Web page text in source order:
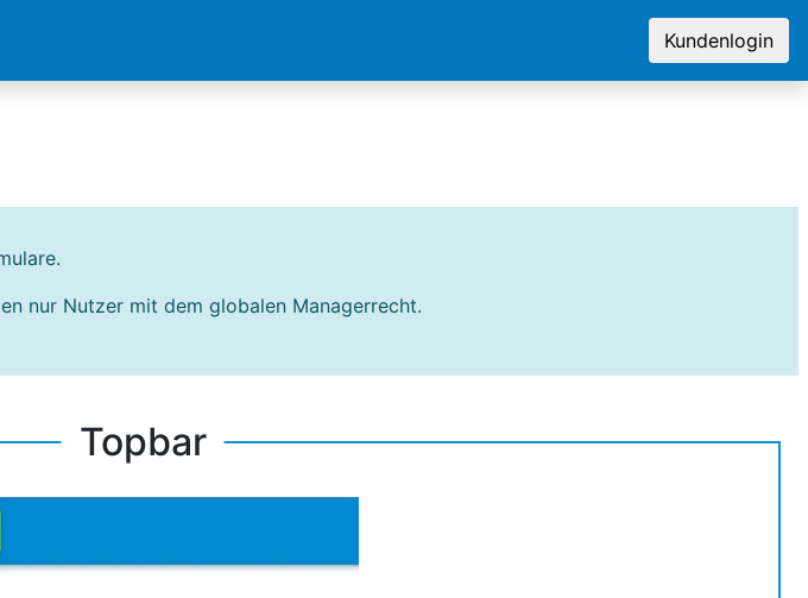
Kundenlogin
nur Nutzer mit dem globalen Managerrecht.
Topbar